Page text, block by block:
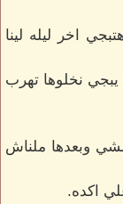
اخر ليله لينا
نخلوها تهرب
وبعدها ملناش
اكده.